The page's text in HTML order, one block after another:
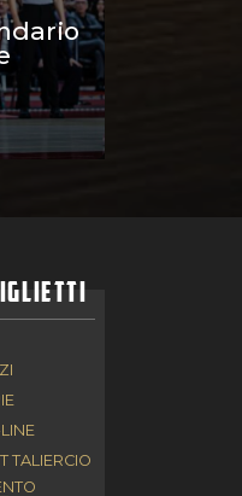
TALIERCIO